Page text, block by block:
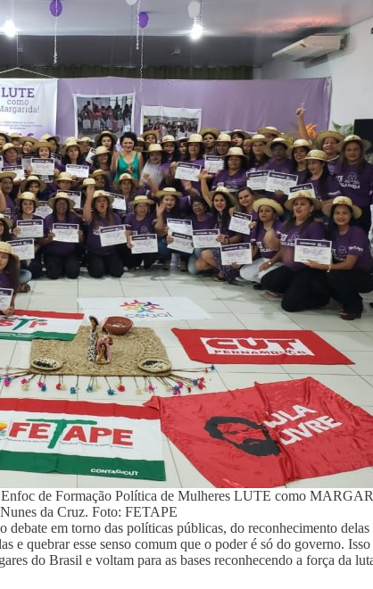
Enfoc de Formação Política de Mulheres LUTE como
da Cruz. Foto: FETAPE
em torno das políticas públicas, do reconhecimento
e quebrar esse senso comum que o poder é só do governo.
do Brasil e voltam para as bases reconhecendo a força da